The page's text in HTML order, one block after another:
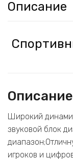
Описание
Широкий
звуковой блок
игроков и